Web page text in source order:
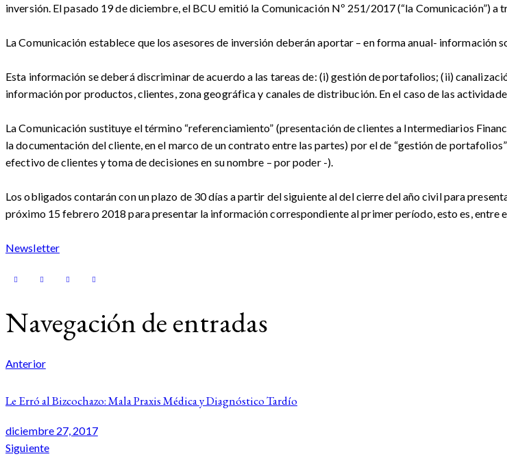
inversión. El pasado 19 de diciembre, el BCU emitió la Comunicación Nº 251/2017 (“la Comunicación”)
La Comunicación establece que los asesores de inversión deberán aportar – en forma anual-
Esta información se deberá discriminar de acuerdo a las tareas de: (i) gestión de portafolios; (ii)
información por productos, clientes, zona geográfica y canales de distribución. En el caso de las
La Comunicación sustituye el término “referenciamiento” (presentación de clientes a Intermediarios
la documentación del cliente, en el marco de un contrato entre las partes) por el de “gestión de
efectivo de clientes y toma de decisiones en su nombre – por poder -).
Los obligados contarán con un plazo de 30 días a partir del siguiente al del cierre del año civil para
próximo 15 febrero 2018 para presentar la información correspondiente al primer período, esto es, entre
Newsletter
Navegación de entradas
Anterior
Le Erró al Bizcochazo: Mala Praxis Médica y Diagnóstico Tardío
diciembre 27, 2017
Siguiente